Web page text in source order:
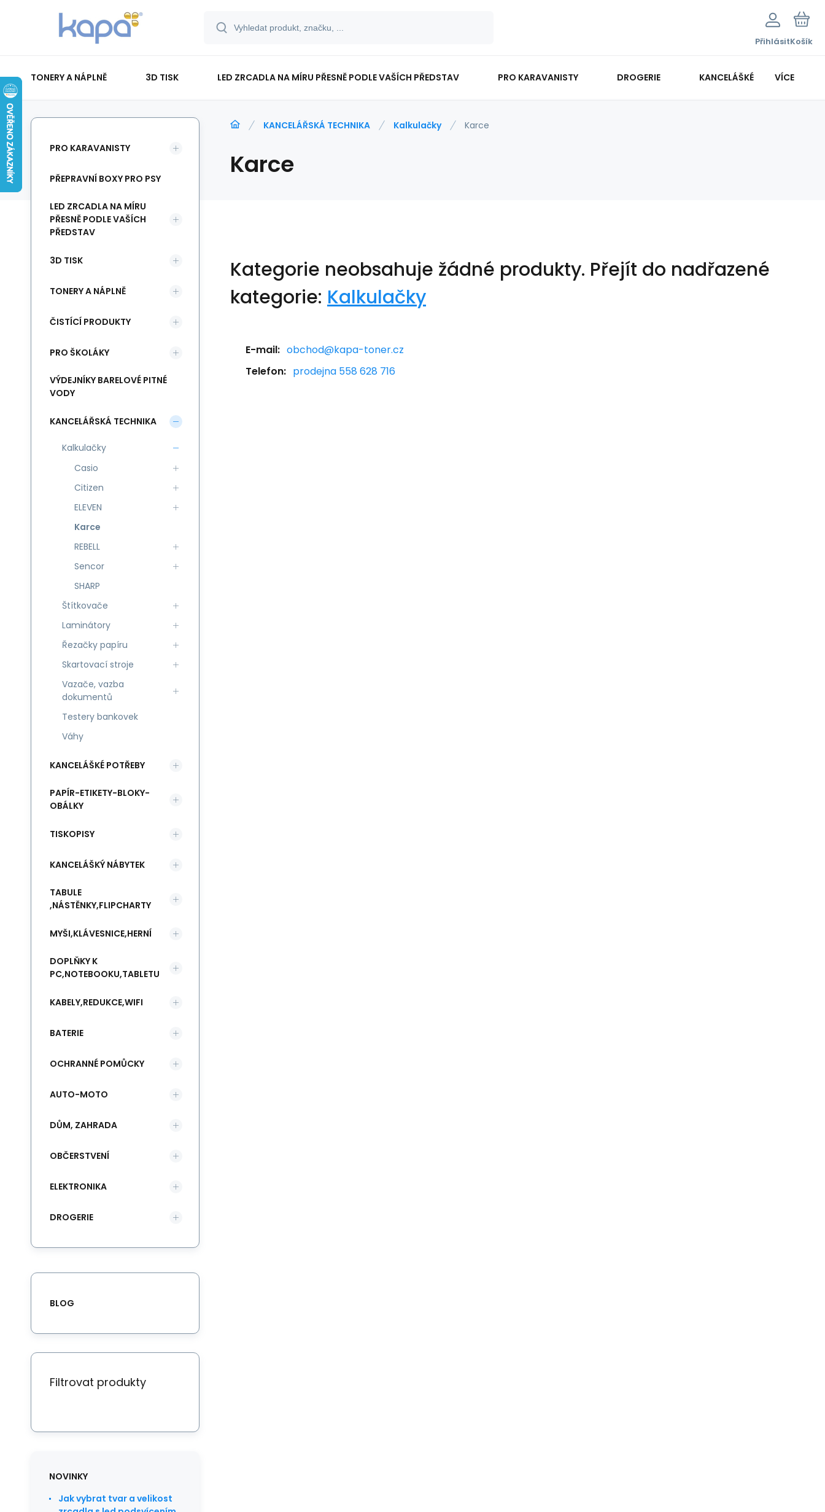
PřihlásitKošík
TONERY A NÁPLNĚ 3D TISK LED ZRCADLA NA MÍRU PŘESNĚ PODLE VAŠÍCH PŘEDSTAV PRO KARAVANISTY DROGERIE KANCELÁŠKÉ POTŘEBY
PAPÍR-ETIKETY-BLOKY-OBÁLKY TISKOPISY
VÍCE
KANCELÁŘSKÁ TECHNIKA Kalkulačky Karce
Karce
Kategorie neobsahuje žádné produkty. Přejít do nadřazené
kategorie: Kalkulačky
E-mail: obchod@kapa-toner.cz
Telefon: prodejna 558 628 716
PRO KARAVANISTY
PŘEPRAVNÍ BOXY PRO PSY
LED ZRCADLA NA MÍRU
PŘESNĚ PODLE VAŠÍCH
PŘEDSTAV
3D TISK
TONERY A NÁPLNĚ
ČISTÍCÍ PRODUKTY
PRO ŠKOLÁKY
VÝDEJNÍKY BARELOVÉ PITNÉ
VODY
KANCELÁŘSKÁ TECHNIKA
Kalkulačky
Casio
Citizen
ELEVEN
Karce
REBELL
Sencor
SHARP
Štítkovače
Laminátory
Řezačky papíru
Skartovací stroje
Vazače, vazba
dokumentů
Testery bankovek
Váhy
KANCELÁŠKÉ POTŘEBY
PAPÍR-ETIKETY-BLOKY-
OBÁLKY
TISKOPISY
KANCELÁŠKÝ NÁBYTEK
TABULE
,NÁSTĚNKY,FLIPCHARTY
MYŠI,KLÁVESNICE,HERNÍ
DOPLŇKY K
PC,NOTEBOOKU,TABLETU
KABELY,REDUKCE,WIFI
BATERIE
OCHRANNÉ POMŮCKY
AUTO-MOTO
DŮM, ZAHRADA
OBČERSTVENÍ
ELEKTRONIKA
DROGERIE
BLOG
Filtrovat produkty
NOVINKY
Jak vybrat tvar a velikost